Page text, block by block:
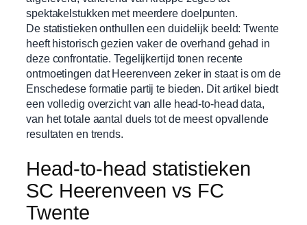
spektakelstukken met meerdere doelpunten.
De statistieken onthullen een duidelijk beeld: Twente
heeft historisch gezien vaker de overhand gehad in
deze confrontatie. Tegelijkertijd tonen recente
ontmoetingen dat Heerenveen zeker in staat is om de
Enschedese formatie partij te bieden. Dit artikel biedt
een volledig overzicht van alle head-to-head data,
van het totale aantal duels tot de meest opvallende
resultaten en trends.
Head-to-head statistieken
SC Heerenveen vs FC
Twente